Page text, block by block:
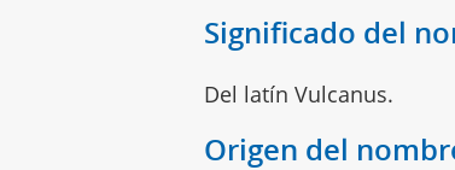
Significado del
Del latín Vulcanus.
Origen del